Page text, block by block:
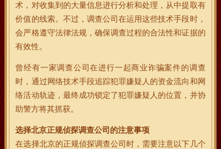
术，对收集到的大量信息进行分析和处理，从中提取有
价值的线索。不过，调查公司在运用这些技术手段时，
会严格遵守法律法规，确保调查过程的合法性和证据的
有效性。
曾经有一家调查公司在进行一起商业诈骗案件的调查
时，通过网络技术手段追踪犯罪嫌疑人的资金流向和网
络活动轨迹，最终成功锁定了犯罪嫌疑人的位置，并协
助警方将其抓获。
选择北京正规侦探调查公司的注意事项
在选择北京的正规侦探调查公司时，需要注意以下几个